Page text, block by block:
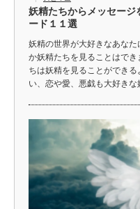
妖精たちからメッセージ
ード１１選
妖精の世界が大好きなあな
か妖精たちを見ることはで
ちは妖精を見ることができ
い、恋や愛、悪戯も大好きな